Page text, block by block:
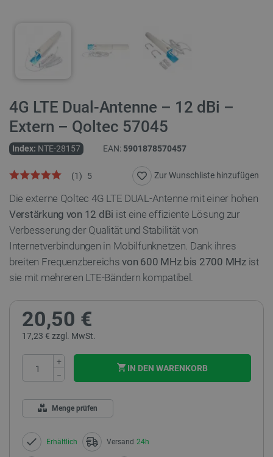
4G LTE Dual-Antenne – 12 dBi –
Extern – Qoltec 57045
Index: NTE-28157 EAN: 5901878570457
5
(1) Zur Wunschliste hinzufügen
Die externe Qoltec 4G LTE DUAL-Antenne mit einer hohen
Verstärkung von 12 dBi ist eine effiziente Lösung zur
Verbesserung der Qualität und Stabilität von
Internetverbindungen in Mobilfunknetzen. Dank ihres
breiten Frequenzbereichsvon 600 MHz bis 2700 MHzist
sie mit mehreren LTE-Bändern kompatibel.
20,50 €
17,23 € zzgl. MwSt.
+
−
IN DEN WARENKORB
Menge prüfen
Erhältlich Versand 24h